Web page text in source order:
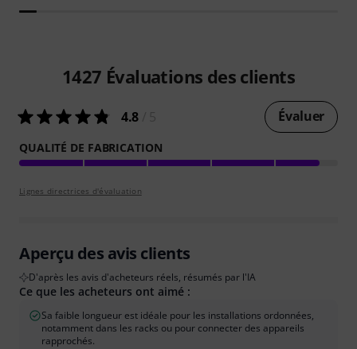
1427 Évaluations des clients
4.8 Évaluer
QUALITÉ DE FABRICATION
Lignes directrices d'évaluation
Aperçu des avis clients
D'après les avis d'acheteurs réels, résumés par l'IA
Ce que les acheteurs ont aimé :
Sa faible longueur est idéale pour les installations ordonnées,
notamment dans les racks ou pour connecter des appareils
rapprochés.